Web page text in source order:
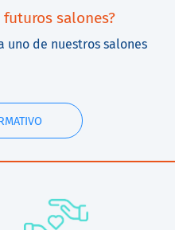
salones?
de nuestros salones